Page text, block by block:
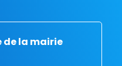
de la mairie